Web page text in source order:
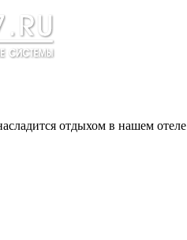
отдыхом в нашем отеле